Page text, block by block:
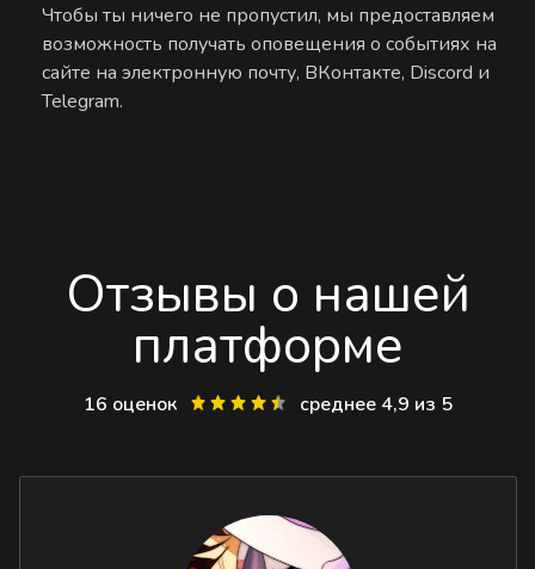
Чтобы ты ничего не пропустил, мы предоставляем
возможность получать оповещения о событиях на
сайте на электронную почту, ВКонтакте, Discord и
Telegram.
Отзывы о нашей
платформе
16 оценок среднее 4,9 из 5